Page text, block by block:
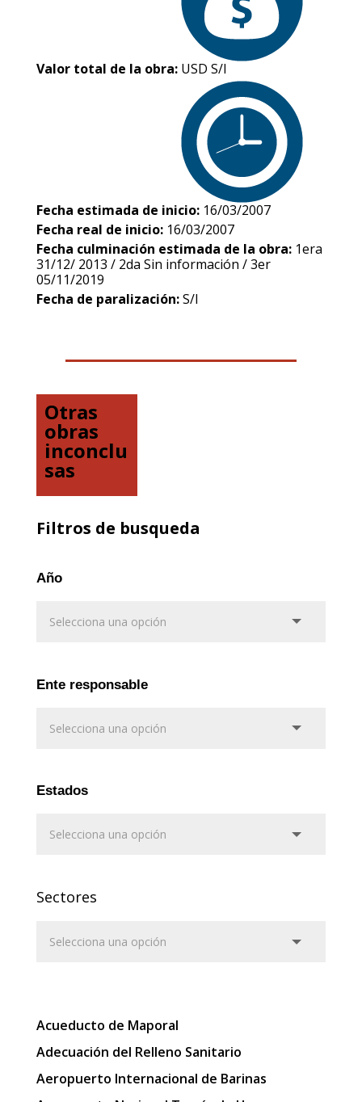
Valor total de la obra: USD S/I
Fecha estimada de inicio: 16/03/2007
Fecha real de inicio: 16/03/2007
Fecha culminación estimada de la obra: 1era
31/12/ 2013 / 2da Sin información / 3er
05/11/2019
Fecha de paralización:S/I
Otras
obras
inconclu
sas
Filtros de busqueda
Año
Ente responsable
Estados
Sectores
Acueducto de Maporal
Adecuación del Relleno Sanitario
Aeropuerto Internacional de Barinas